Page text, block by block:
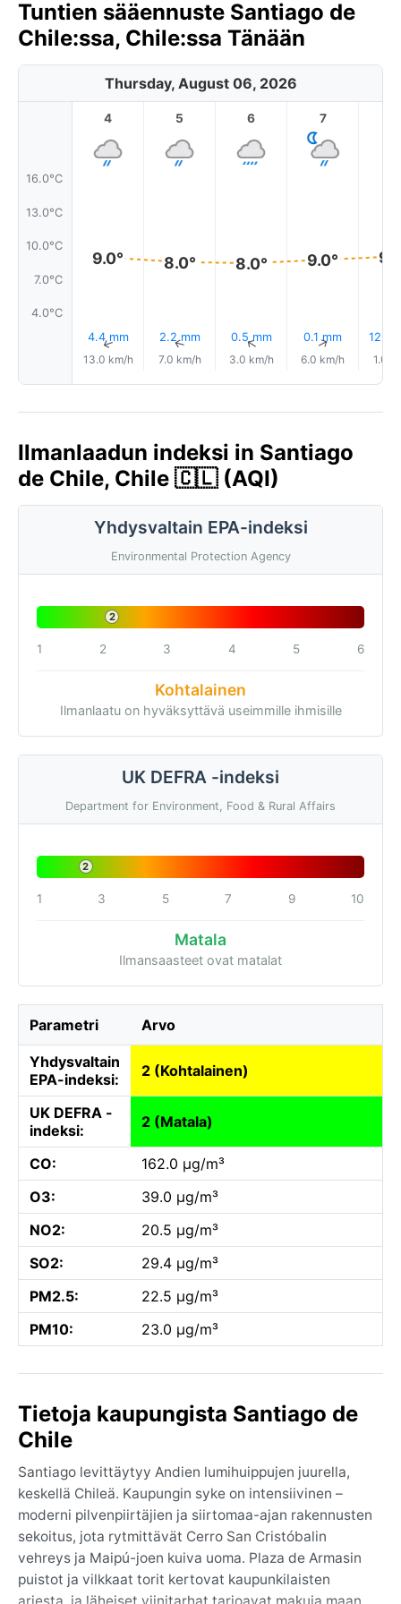
Tuntien sääennuste Santiago de
Chile:ssa, Chile:ssa Tänään
Thursday, August 06, 2026
16.0°C
13.0°C
10.0°C
7.0°C
4.0°C
4
9.0°
4.4 mm
↑
13.0 km/h
5
8.0°
2.2 mm
↑
7.0 km/h
6
8.0°
0.5 mm
↑
3.0 km/h
7
9.0°
0.1 mm
↑
6.0 km/h
12%
1.0
Ilmanlaadun indeksi in Santiago
de Chile, Chile 🇨🇱 (AQI)
Yhdysvaltain EPA-indeksi
Environmental Protection Agency
2
1 2 3 4 5 6
Kohtalainen
Ilmanlaatu on hyväksyttävä useimmille ihmisille
UK DEFRA -indeksi
Department for Environment, Food & Rural Affairs
2
1 3 5 7 9 10
Matala
Ilmansaasteet ovat matalat
Parametri Arvo
Yhdysvaltain
EPA-indeksi:
2 (Kohtalainen)
UK DEFRA -
indeksi:
2 (Matala)
CO:
162.0 µg/m³
O3:
39.0 µg/m³
NO2:
20.5 µg/m³
SO2:
29.4 µg/m³
PM2.5:
22.5 µg/m³
PM10:
23.0 µg/m³
Tietoja kaupungista Santiago de
Chile
Santiago levittäytyy Andien lumihuippujen juurella,
keskellä Chileä. Kaupungin syke on intensiivinen –
moderni pilvenpiirtäjien ja siirtomaa-ajan rakennusten
sekoitus, jota rytmittävät Cerro San Cristóbalin
vehreys ja Maipú-joen kuiva uoma. Plaza de Armasin
puistot ja vilkkaat torit kertovat kaupunkilaisten
arjesta, ja läheiset viinitarhat tarjoavat makuja maan